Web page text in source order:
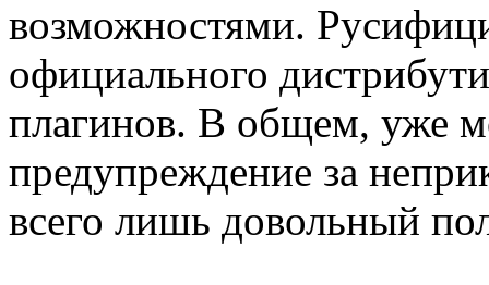
возможностями.
официального
плагинов. В общем, уже
предупреждение за
всего лишь довольный